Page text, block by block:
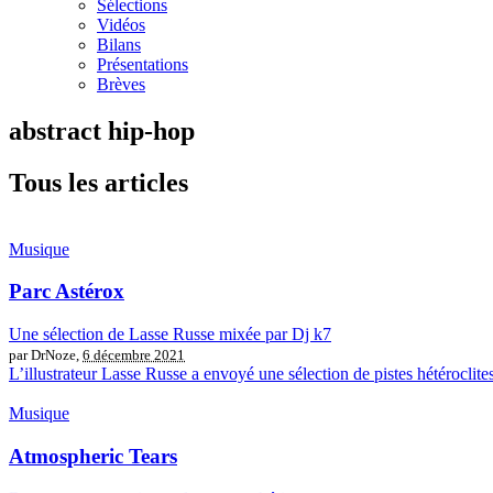
Sélections
Vidéos
Bilans
Présentations
Brèves
abstract hip-hop
Tous les articles
Musique
Parc Astérox
Une sélection de Lasse Russe mixée par Dj k7
par DrNoze, 6 décembre 2021
L’illustrateur Lasse Russe a envoyé une sélection de pistes
Musique
Atmospheric Tears